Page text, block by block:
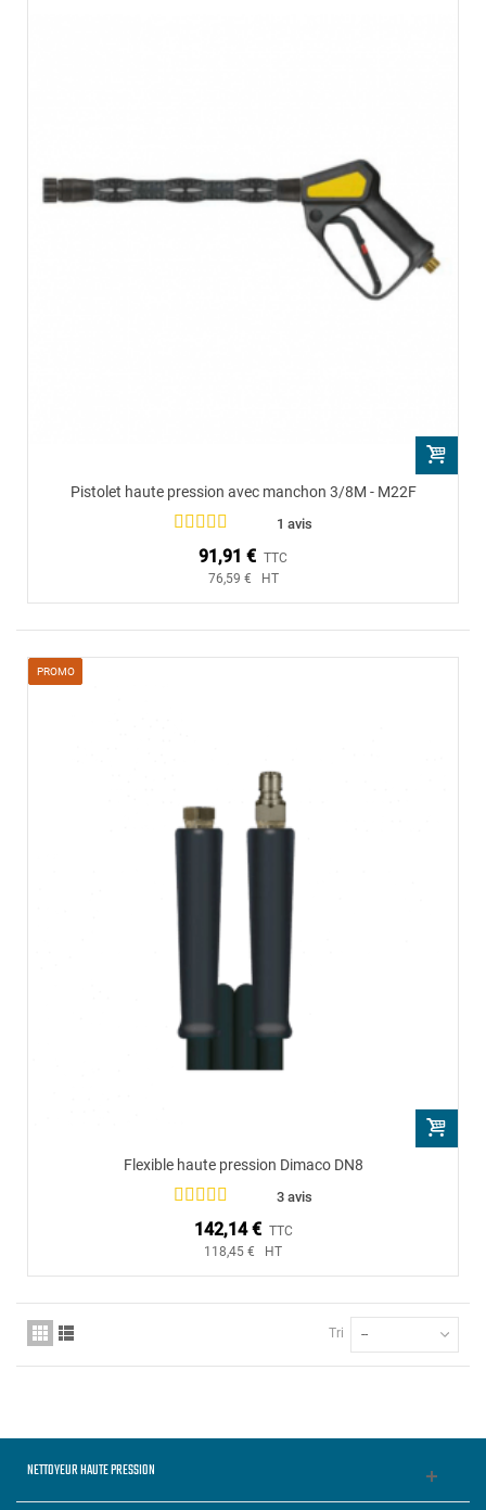
Pistolet haute pression avec manchon 3/8M - M22F
1 avis
91,91 € TTC
76,59 € HT
PROMO
Flexible haute pression Dimaco DN8
3 avis
142,14 € TTC
118,45 € HT
Tri --
NETTOYEUR HAUTE PRESSION